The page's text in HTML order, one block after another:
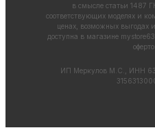
в смысле статьи 1487
соответствующих моделях и
ценах, возможных выгодах
доступна в магазине
ИП Меркулов М.С., ИНН